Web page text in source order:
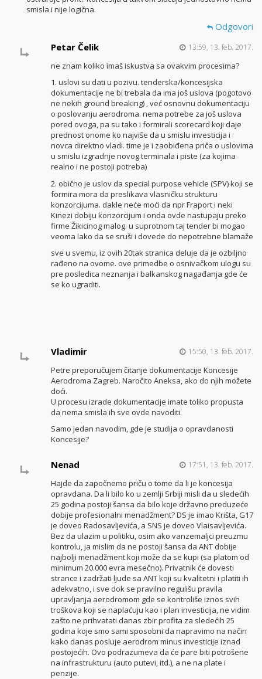
smisla i nije logična.
Odgovori
Petar Čelik
13:59, 13. feb. 2017.
ne znam koliko imaš iskustva sa ovakvim procesima?
1. uslovi su dati u pozivu. tenderska/koncesijska
dokumentacije ne bi trebala da ima još uslova (pogotovo
ne nekih ground breaking) , već osnovnu dokumentaciju
o poslovanju aerodroma. nema potrebe za još uslova
pored ovoga, pa su tako i formirali scorecard koji daje
prednost onome ko najviše da u smislu investicija i
novca direktno vladi. time je i zaobiđena priča o uslovima
u smislu izgradnje novog terminala i piste (za kojima
realno i ne postoji potreba)
2. obično je uslov da special purpose vehicle (SPV) koji se
formira mora da preslikava vlasničku strukturu
konzorcijuma. dakle neće moći da npr Fraport i neki
Kinezi dobiju konzorcijum i onda ovde nastupaju preko
firme Žikicinog malog. u suprotnom taj tender bi mogao
veoma lako da se sruši i dovede do nepotrebne blamaže
sve u svemu, iz ovih 20tak stranica deluje da je ozbiljno
rađeno na ovome. ove primedbe o osnivačkom ulogu su
pre posledica neznanja i balkanskog nagađanja gde će
se ko ugraditi.
Vladimir 15:50, 13. feb. 2017.
Petre preporučujem čitanje dokumentacije Koncesije
Aerodroma Zagreb. Naročito Aneksa, ako do njih možete
doći.
U procesu izrade dokumentacije imate toliko propusta
da nema smisla ih sve ovde navoditi.
Samo jedan navodim, gde je studija o opravdanosti
Koncesije?
Nenad 17:51, 13. feb. 2017.
Hajde da započnemo priču o tome da li je koncesija
opravdana. Da li bilo ko u zemlji Srbiji misli da u sledećih
25 godina postoji šansa da bilo koje državno preduzeće
dobije profesionalni menadžment? DS je imao Krišta, G17
je doveo Radosavljevića, a SNS je doveo Vlaisavljevića.
Bez da ulazim u politiku, osim ako vanzemaljci preuzmu
kontrolu, ja mislim da ne postoji šansa da ANT dobije
najbolji menadžment koji može da se kupi (sa platom od
minimum 20.000 evra mesečno). Privatnik će dovesti
strance i zadržati ljude sa ANT koji su kvalitetni i platiti ih
adekvatno, i sve dok se pravilno regulišu pravila
upravljanja aerodromom gde se kontroliše iznos svih
troškova koji se naplaćuju kao i plan investicija, ne vidim
zašto ne prihvatati danas zbir profita za sledećih 25
godina koje smo sami sposobni da napravimo na način
kako danas posluje aerodrom minus investicije iznad
postojećih. Ovo podrazumeva da će pare biti potrošene
na infrastrukturu (auto putevi, itd.), a ne na plate i
penzije.